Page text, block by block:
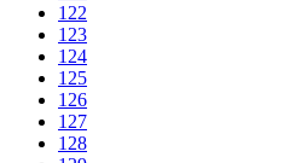
122
123
124
125
126
127
128